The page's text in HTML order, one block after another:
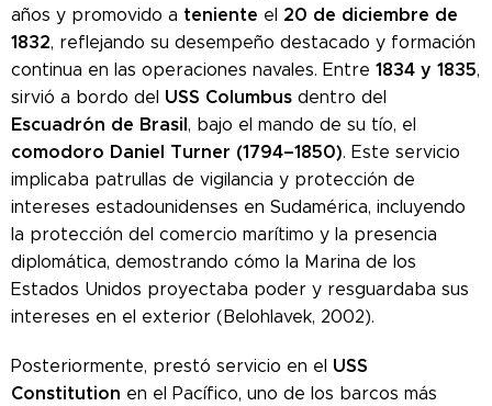
años y promovido a teniente el 20 de diciembre de
1832, reflejando su desempeño destacado y formación
continua en las operaciones navales. Entre 1834 y 1835,
sirvió a bordo del USS Columbus dentro del
Escuadrón de Brasil, bajo el mando de su tío, el
comodoro Daniel Turner (1794–1850). Este servicio
implicaba patrullas de vigilancia y protección de
intereses estadounidenses en Sudamérica, incluyendo
la protección del comercio marítimo y la presencia
diplomática, demostrando cómo la Marina de los
Estados Unidos proyectaba poder y resguardaba sus
intereses en el exterior (Belohlavek, 2002).
Posteriormente, prestó servicio en el USS
Constitution en el Pacífico, uno de los barcos más